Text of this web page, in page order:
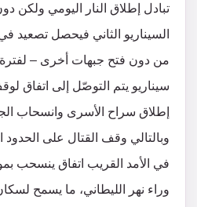
تبادل إطلاق النار اليومي ولكن
السيناريو الثاني فيحصل
من دون فتح جبهات أخرى –
سيناريو يتم التوصّل إلى اتفاق
إطلاق سراح الأسرى وانسحاب
وبالتالي وقف القتال على الحدود
في الأمد القريب اتفاق ينسحب
وراء نهر الليطاني، ما يسمح